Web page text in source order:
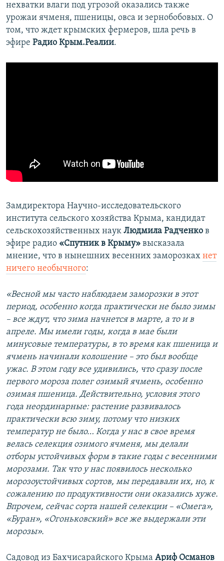
нехватки влаги под угрозой оказались также
урожаи ячменя, пшеницы, овса и зернобобовых. О
том, что ждет крымских фермеров, шла речь в
эфире Радио Крым.Реалии.
Замдиректора Научно-исследовательского
института сельского хозяйства Крыма, кандидат
сельскохозяйственных наук Людмила Радченко в
эфире радио «Спутник в Крыму» высказала
мнение, что в нынешних весенних заморозках нет
ничего необычного:
«Весной мы часто наблюдаем заморозки в этот
период, особенно когда практически не было зимы
– все ждут, что зима начнется в марте, а то и в
апреле. Мы имели годы, когда в мае были
минусовые температуры, в то время как пшеница и
ячмень начинали колошение – это был вообще
ужас. В этом году все удивились, что сразу после
первого мороза полег озимый ячмень, особенно
озимая пшеница. Действительно, условия этого
года неординарные: растение развивалось
практически всю зиму, потому что низких
температур не было… Когда у нас в свое время
велась селекция озимого ячменя, мы делали
отборы устойчивых форм в такие годы с весенними
морозами. Так что у нас появилось несколько
морозоустойчивых сортов, мы передавали их, но, к
сожалению по продуктивности они оказались хуже.
Впрочем, сейчас сорта нашей селекции – «Омега»,
«Буран», «Огоньковский» все же выдержали эти
морозы».
Садовод из Бахчисарайского Крыма Ариф Османов